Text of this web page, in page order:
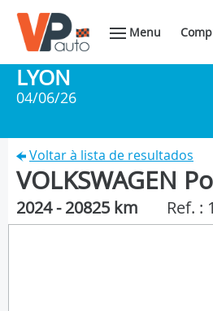
Menu
LYON
04/06/26
Voltar à lista de resultados
VOLKSWAGEN
2024 - 20825 km Ref. :